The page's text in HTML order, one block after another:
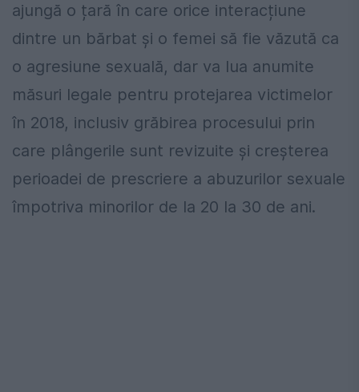
ajungă o țară în care orice interacțiune
dintre un bărbat și o femei să fie văzută ca
o agresiune sexuală, dar va lua anumite
măsuri legale pentru protejarea victimelor
în 2018, inclusiv grăbirea procesului prin
care plângerile sunt revizuite și creșterea
perioadei de prescriere a abuzurilor sexuale
împotriva minorilor de la 20 la 30 de ani.